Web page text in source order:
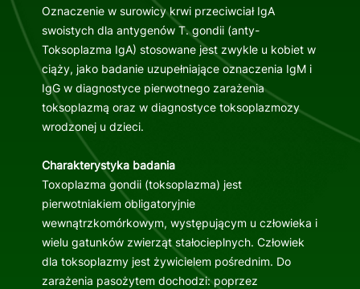
Oznaczenie w surowicy krwi przeciwciał IgA
swoistych dla antygenów T. gondii (anty-
Toksoplazma IgA) stosowane jest zwykle u kobiet w
ciąży, jako badanie uzupełniające oznaczenia IgM i
IgG w diagnostyce pierwotnego zarażenia
toksoplazmą oraz w diagnostyce toksoplazmozy
wrodzonej u dzieci.
Charakterystyka badania
Toxoplazma gondii (toksoplazma) jest
pierwotniakiem obligatoryjnie
wewnątrzkomórkowym, występującym u człowieka i
wielu gatunków zwierząt stałocieplnych. Człowiek
dla toksoplazmy jest żywicielem pośrednim. Do
zarażenia pasożytem dochodzi: poprzez